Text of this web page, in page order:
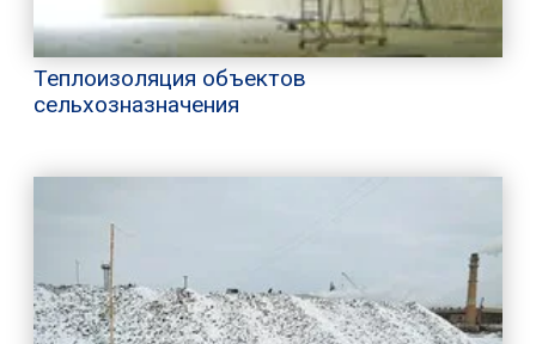
Теплоизоляция объектов
сельхозназначения